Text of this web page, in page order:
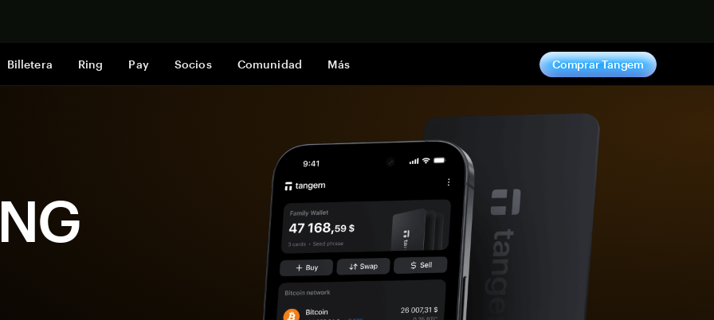
Billetera Ring Pay Socios Comunidad Más Comprar Tangem